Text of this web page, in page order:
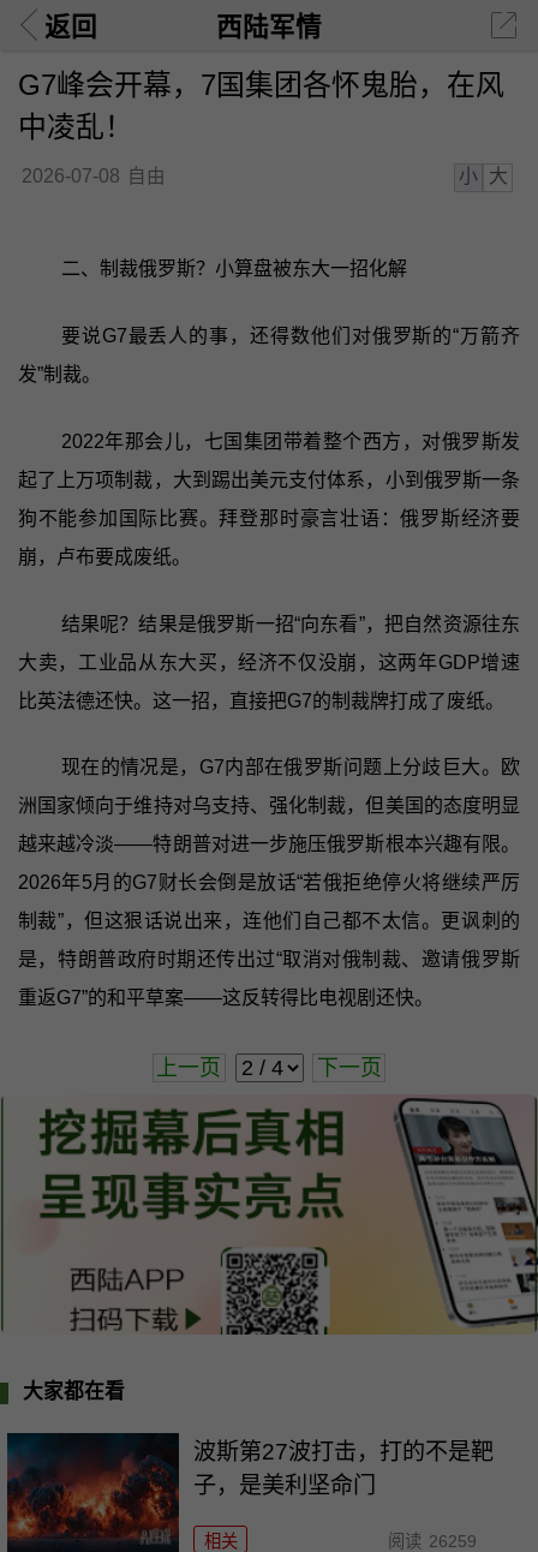
返回 西陆军情
G7峰会开幕，7国集团各怀鬼胎，在风
中凌乱！
2026-07-08 自由 小 大
二、制裁俄罗斯？小算盘被东大一招化解
要说G7最丢人的事，还得数他们对俄罗斯的“万箭齐
发”制裁。
2022年那会儿，七国集团带着整个西方，对俄罗斯发
起了上万项制裁，大到踢出美元支付体系，小到俄罗斯一条
狗不能参加国际比赛。拜登那时豪言壮语：俄罗斯经济要
崩，卢布要成废纸。
结果呢？结果是俄罗斯一招“向东看”，把自然资源往东
大卖，工业品从东大买，经济不仅没崩，这两年GDP增速
比英法德还快。这一招，直接把G7的制裁牌打成了废纸。
现在的情况是，G7内部在俄罗斯问题上分歧巨大。欧
洲国家倾向于维持对乌支持、强化制裁，但美国的态度明显
越来越冷淡——特朗普对进一步施压俄罗斯根本兴趣有限。
2026年5月的G7财长会倒是放话“若俄拒绝停火将继续严厉
制裁”，但这狠话说出来，连他们自己都不太信。更讽刺的
是，特朗普政府时期还传出过“取消对俄制裁、邀请俄罗斯
重返G7”的和平草案——这反转得比电视剧还快。
上一页 下一页
大家都在看
波斯第27波打击，打的不是靶
子，是美利坚命门
相关 阅读 26259